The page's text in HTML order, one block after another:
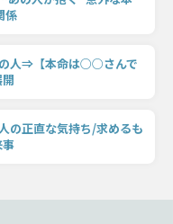
係
人⇒【本命は○○さんで
の正直な気持ち/求めるも